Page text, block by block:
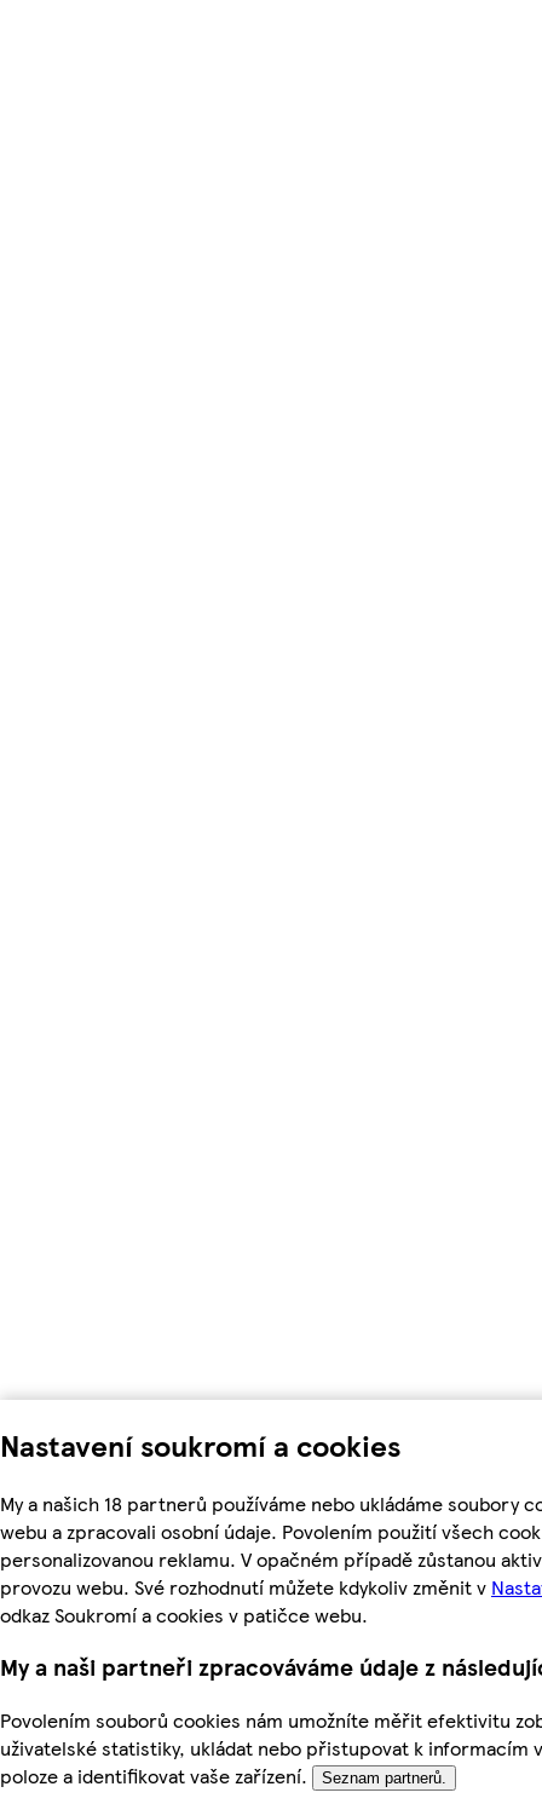
Nastavení soukromí a cookies
My a našich 18 partnerů používáme nebo ukládáme soubory
webu a zpracovali osobní údaje. Povolením použití všech
personalizovanou reklamu. V opačném případě zůstanou
provozu webu. Své rozhodnutí můžete kdykoliv změnit v
odkaz Soukromí a cookies v patičce webu.
My a naši partneři zpracováváme údaje z
Povolením souborů cookies nám umožníte měřit efektivitu
uživatelské statistiky, ukládat nebo přistupovat k informacím
poloze a identifikovat vaše zařízení.
Seznam partnerů.